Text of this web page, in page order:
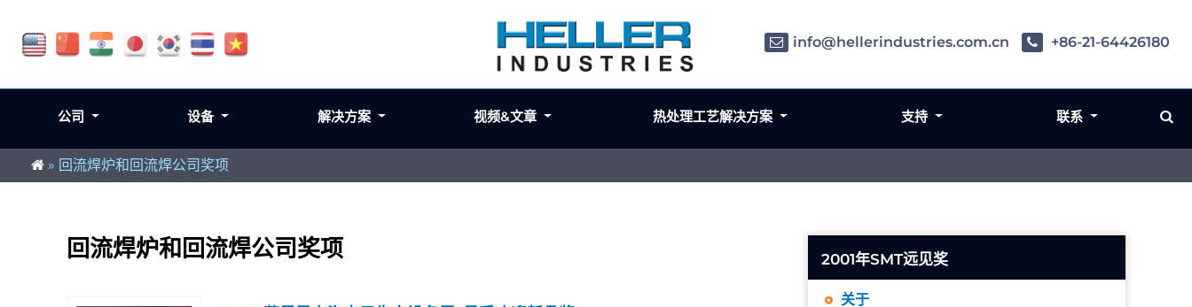
» 回流焊炉和回流焊公司奖项
回流焊炉和回流焊公司奖项 2001年SMT远见奖
关于
info@hellerindustries.com.cn +86-21-64426180
公司 设备 解决方案 视频&文章 热处理工艺解决方案 支持 联系